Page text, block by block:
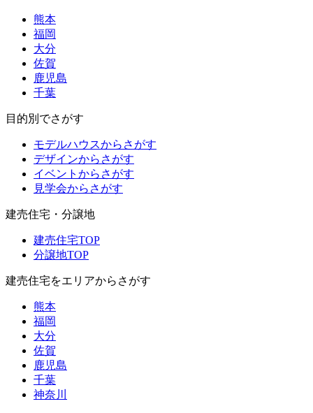
熊本
福岡
大分
佐賀
鹿児島
千葉
目的別でさがす
モデルハウスからさがす
デザインからさがす
イベントからさがす
見学会からさがす
建売住宅・分譲地
建売住宅TOP
分譲地TOP
建売住宅をエリアからさがす
熊本
福岡
大分
佐賀
鹿児島
千葉
神奈川